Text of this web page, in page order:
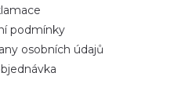
podmínky
osobních údajů